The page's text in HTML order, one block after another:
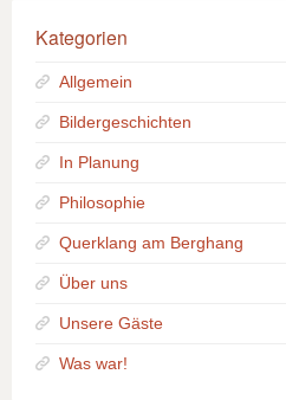
Kategorien
Allgemein
Bildergeschichten
In Planung
Philosophie
Querklang am Berghang
Über uns
Unsere Gäste
Was war!